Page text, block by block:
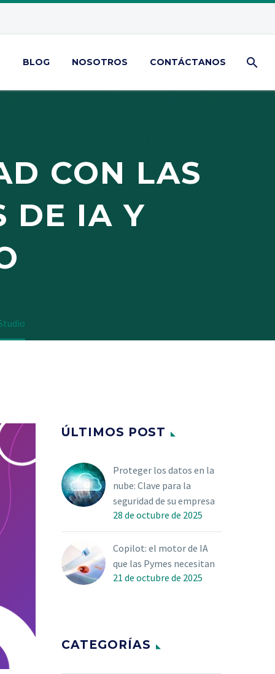
BLOG NOSOTROS CONTÁCTANOS
CON LAS
DE IA Y
ÚLTIMOS POST
Proteger los datos en la
nube: Clave para la
seguridad de su empresa
28 de octubre de 2025
Copilot: el motor de IA
que las Pymes necesitan
21 de octubre de 2025
CATEGORÍAS